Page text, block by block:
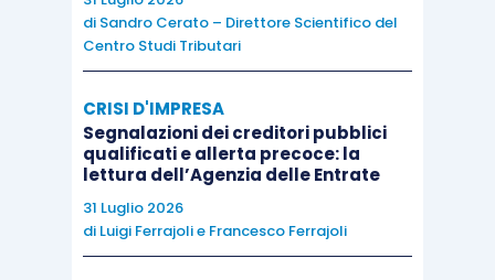
comunicazioni all’Anagrafe Tributaria
richiamando – nella sua attuale formulazione – le
società di partecipazione(finanziare e non) di
cui all’articolo 162-bis Tuir
È bene ricordare che, secondo laprevigente
disciplina, la “
avendo riguardo aidati patrimoniali ed
di Sandro Cerato – Direttore Scientifico del
Centro Studi Tributari
CRISI D'IMPRESA
Segnalazioni dei creditori pubblici
qualificati e allerta precoce: la
lettura dell’Agenzia delle Entrate
31 Luglio 2026
di Luigi Ferrajolie Francesco Ferrajoli